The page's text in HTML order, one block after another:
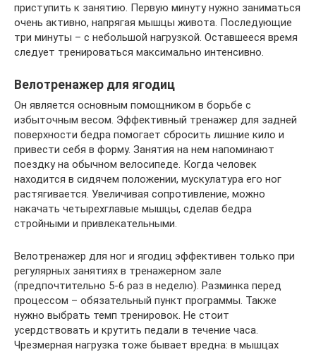
приступить к занятию. Первую минуту нужно заниматься
очень активно, напрягая мышцы живота. Последующие
три минуты – с небольшой нагрузкой. Оставшееся время
следует тренироваться максимально интенсивно.
Велотренажер для ягодиц
Он является основным помощником в борьбе с
избыточным весом. Эффективный тренажер для задней
поверхности бедра помогает сбросить лишние кило и
привести себя в форму. Занятия на нем напоминают
поездку на обычном велосипеде. Когда человек
находится в сидячем положении, мускулатура его ног
растягивается. Увеличивая сопротивление, можно
накачать четырехглавые мышцы, сделав бедра
стройными и привлекательными.
Велотренажер для ног и ягодиц эффективен только при
регулярных занятиях в тренажерном зале
(предпочтительно 5-6 раз в неделю). Разминка перед
процессом – обязательный пункт программы. Также
нужно выбрать темп тренировок. Не стоит
усердствовать и крутить педали в течение часа.
Чрезмерная нагрузка тоже бывает вредна: в мышцах